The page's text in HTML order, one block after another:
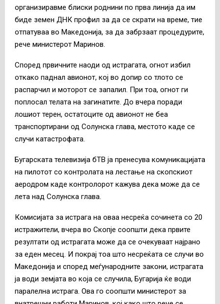
организиравме блиски роднини по прва линија да им
биде земен ДНК профил за да се скрати на време, тие
отпатуваа во Македонија, за да забрзаат процедурите,
рече министерот Маринов.
Според првичните наоди од истрагата, огнот избил
откако паднал авионот, кој во допир со тлото се
распарчил и моторот се запалил. При тоа, огнот ги
поплосал телата на загинатите. До вчера поради
лошиот терен, остатоците од авионот не беа
транспортирани од Солунска глава, местото каде се
случи катастрофата.
Бугарската телевизија бТВ ја пренесува комуникацијата
на пилотот со контролата на лестање на скопскиот
аеродром каде контролорот кажува дека може да се
лета над Солунска глава.
Комисијата за истрага на оваа несреќа сочинета со 20
истражители, вчера во Скопје соопшти дека првите
резултати од истрагата може да се очекуваат најрано
за еден месец. И покрај тоа што несреќата се случи во
Македонија и според меѓународните закони, истрагата
ја води земјата во која се случила, Бугарија ќе води
паралелна истрага. Ова го соопшти министерот за